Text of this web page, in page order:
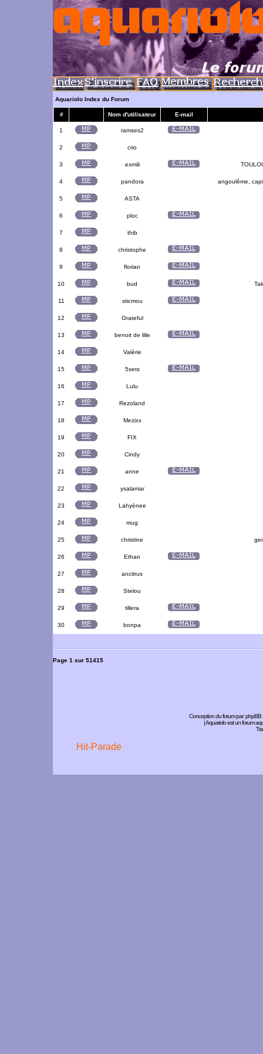
Aquariolo Index du Forum
# Nom d'utilisateur E-mail
1 ramses2
2 crio
3 exmili
4 pandora angoulême,
5 ASTA
6 ploc
7 thib
8 christophe
9 florian
10 bud
11 sticmou
12 Grateful
13 benoit de lille
14 Valérie
15 5sets
16 Lulu
17 Rezoland
18 Mezixx
19 FIX
20 Cindy
21 anne
22 ysalamar
23 Lahyènee
24 mug
25 christine
26 Ethan
27 ancitrus
28 Stelou
29 tillera
30 bonpa
Page 1 sur 51415
Conception du forum par:phpBB
| Aquariolo est un forum